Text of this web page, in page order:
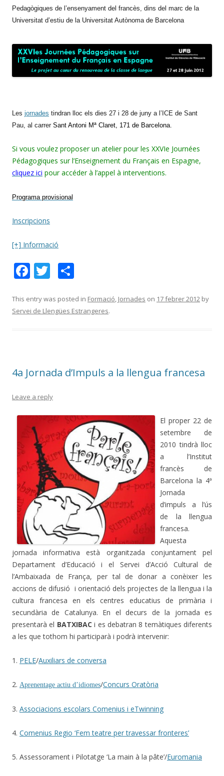
Pedagògiques de l’ensenyament del francès, dins del marc de la
Universitat d’estiu de la Universitat Autònoma de Barcelona
Les jornades tindran lloc els dies 27 i 28 de juny a l’ICE de Sant
Pau, al carrerSant Antoni Mª Claret, 171 de Barcelona.
Si vous voulez proposer un atelier pour les XXVIe Journées
Pédagogiques sur l’Enseignement du Français en Espagne,
cliquez ici pour accéder à l’appel à interventions.
Programa provisional
Inscripcions
[+] Informació
F
e
b
k
T
itt
er
m
p
ix
This entry was posted in Formació, Jornades on 17 febrer 2012 by
Servei de Llengües Estrangeres.
4a Jornada d’Impuls a la llengua francesa
Leave a reply
El proper 22 de
setembre de
2010 tindrà lloc
a l’Institut
francès de
Barcelona la 4ª
Jornada
d’impuls a l’ús
de la llengua
francesa.
Aquesta
jornada informativa està organitzada conjuntament pel
Departament d’Educació i el Servei d’Acció Cultural de
l’Ambaixada de França, per tal de donar a conèixer les
accions de difusió i orientació dels projectes de la llengua i la
cultura francesa en els centres educatius de primària i
secundària de Catalunya. En el decurs de la jornada es
presentarà el BATXIBAC i es debatran 8 temàtiques diferents
a les que tothom hi participarà i podrà intervenir:
1. PELE/Auxiliars de conversa
2. Aprenentage actiu d’idiomes/Concurs Oratòria
3. Associacions escolars Comenius i eTwinning
4. Comenius Regio ‘Fem teatre per travessar fronteres’
5. Assessorament i Pilotatge ‘La main à la pâte’/Euromania